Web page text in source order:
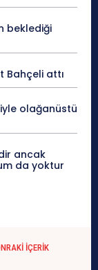
beklediği
Bahçeli attı
olağanüstü
ancak
da yoktur
İÇERIK